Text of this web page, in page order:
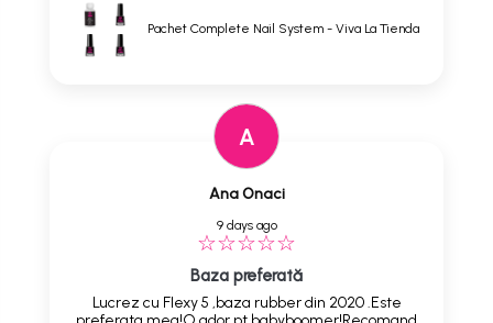
Pachet Complete Nail System - Viva La Tienda
A
Ana Onaci
9 days ago
Baza preferată
Lucrez cu Flexy 5 ,baza rubber din 2020 .Este